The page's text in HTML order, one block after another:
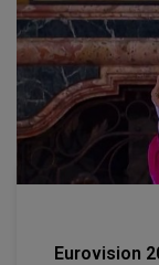
Eurovision